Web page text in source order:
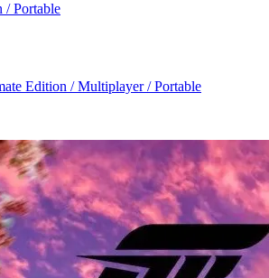
/ Portable
Edition / Multiplayer / Portable